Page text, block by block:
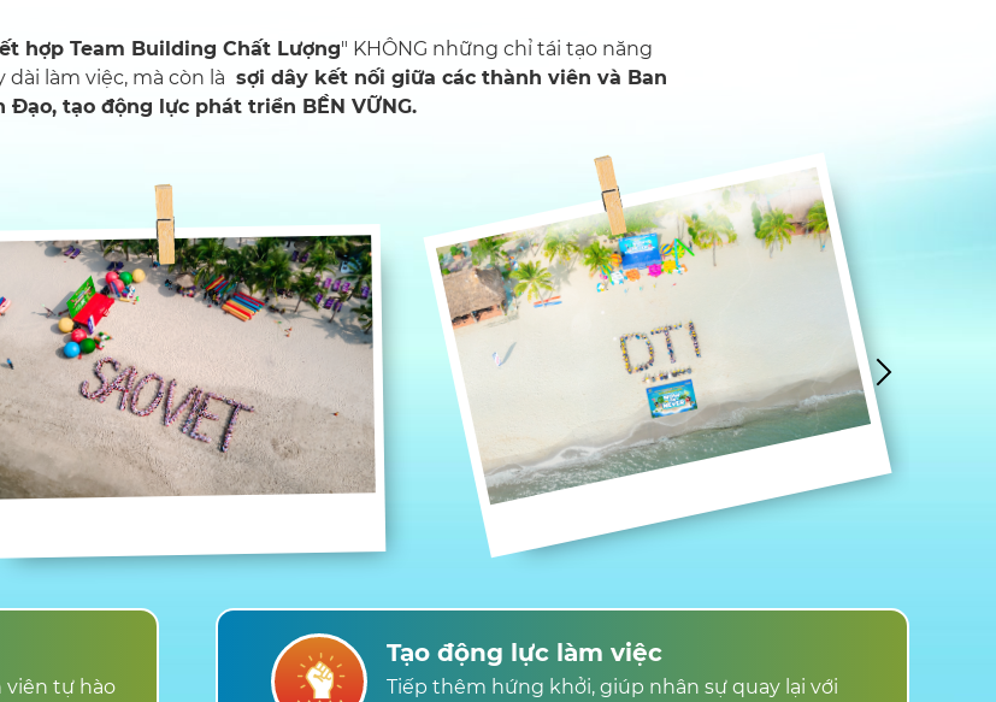
hợp Team Building Chất Lượng" KHÔNG những chỉ tái tạo năng
làm việc, mà còn là sợi dây kết nối giữa các thành viên và Ban
Đạo, tạo động lực phát triển BỀN VỮNG.
viên tự hào
Tạo động lực làm việc
Tiếp thêm hứng khởi, giúp nhân sự quay lại với